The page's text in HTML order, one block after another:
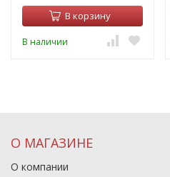
В корзину
В наличии
О МАГАЗИНЕ
О компании